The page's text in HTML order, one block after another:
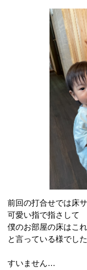
前回の打合せでは床
可愛い指で指さして
僕のお部屋の床はこれ
と言っている様でし
すいません…